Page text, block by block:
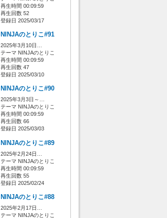
再生時間 00:09:59
再生回数 52
登録日 2025/03/17
NINJAのとりこ#91
2025年3月10日…
テーマ NINJAのとりこ
再生時間 00:09:59
再生回数 47
登録日 2025/03/10
NINJAのとりこ#90
2025年3月3日～…
テーマ NINJAのとりこ
再生時間 00:09:59
再生回数 66
登録日 2025/03/03
NINJAのとりこ#89
2025年2月24日…
テーマ NINJAのとりこ
再生時間 00:09:59
再生回数 55
登録日 2025/02/24
NINJAのとりこ#88
2025年2月17日…
テーマ NINJAのとりこ